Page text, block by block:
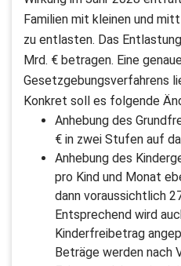
Familien mit kleinen und
zu entlasten. Das
Mrd. € betragen. Eine
Gesetzgebungsverfahrens
Konkret soll es folgende
Anhebung des
€ in zwei Stufen auf
Anhebung des
pro Kind und Monat
dann voraussichtlich
Entsprechend wird
Kinderfreibetrag
Beträge werden nach